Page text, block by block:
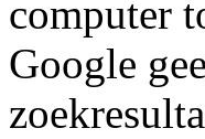
computer
Google